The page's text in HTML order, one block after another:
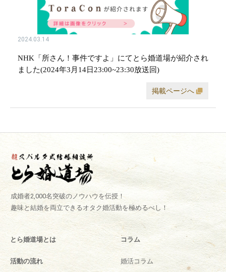
2024.03.14
NHK「所さん！事件ですよ」にてとら婚道場が紹介され
ました(2024年3月14日23:00~23:30放送回)
掲載ページへ
成婚者2,000名突破のノウハウを伝授！
趣味と結婚を両立できるオタク婚活動を極めるべし！
とら婚道場とは
活動の流れ
コラム
婚活コラム